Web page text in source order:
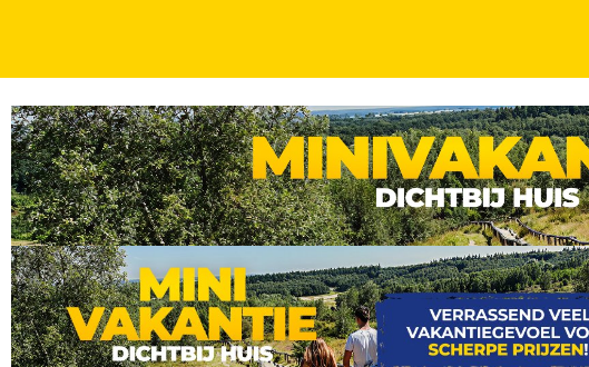
FLETCHER SPECIALS DAGEN
Verblijf midden op de Veluwe incl. diner